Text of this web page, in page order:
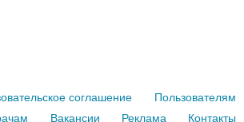
соглашение
Пользователям
Вакансии Реклама Контакты